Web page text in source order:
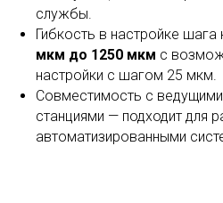
службы.
Гибкость в настройке
мкм до 1250 мкм с
настройки с шагом 25 мкм.
Совместимость с
станциями — подходит для
автоматизированными